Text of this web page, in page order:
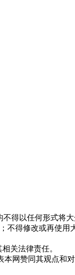
得以任何形式将
得修改或再使
关法律责任。
网赞同其观点和